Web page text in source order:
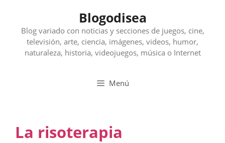
contenido
Blogodisea
Blog variado con noticias y secciones de juegos, cine,
televisión, arte, ciencia, imágenes, videos, humor,
naturaleza, historia, videojuegos, música o Internet
Menú
La risoterapia